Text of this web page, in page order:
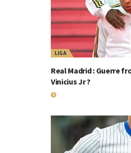
LIGA
Real Madrid : Guerre
Vinicius Jr ?